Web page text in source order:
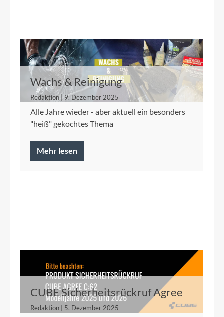
Wachs & Reinigung
Redaktion | 9. Dezember 2025
Alle Jahre wieder - aber aktuell ein besonders
"heiß" gekochtes Thema
Mehr lesen
CUBE Sicherheitsrückruf Agree
C:62 2025/2026
Redaktion | 5. Dezember 2025